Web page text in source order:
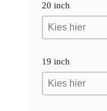
20 inch
20 inch
20 inch
20 inch
19 inch
19 inch
19 inch
19 inch